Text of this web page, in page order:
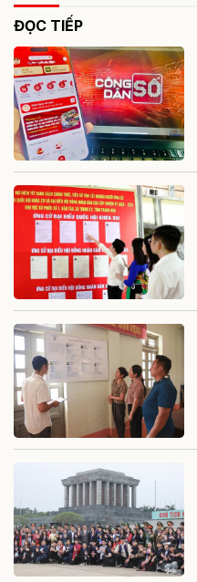
ĐỌC TIẾP